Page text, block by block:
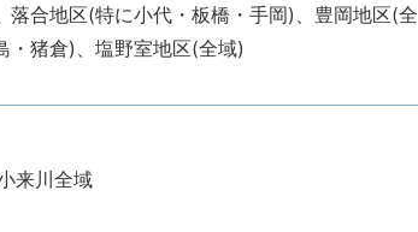
合地区(特に小代・板橋・手岡)、豊岡地区(全
・猪倉)、塩野室地区(全域)
来川全域